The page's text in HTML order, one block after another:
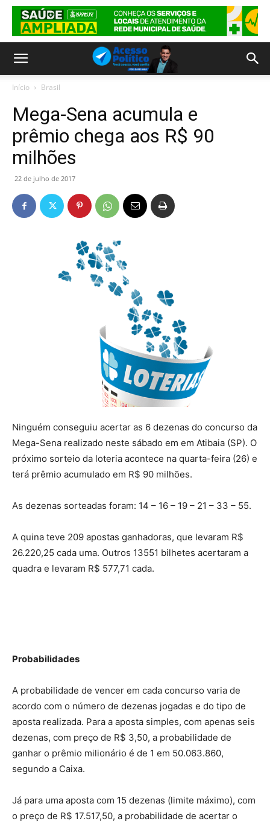
Início Brasil
Mega-Sena acumula e
prêmio chega aos R$ 90
milhões
22 de julho de 2017
Ninguém conseguiu acertar as 6 dezenas do concurso da
Mega-Sena realizado neste sábado em em Atibaia (SP). O
próximo sorteio da loteria acontece na quarta-feira (26) e
terá prêmio acumulado em R$ 90 milhões.
As dezenas sorteadas foram: 14 – 16 – 19 – 21 – 33 – 55.
A quina teve 209 apostas ganhadoras, que levaram R$
26.220,25 cada uma. Outros 13551 bilhetes acertaram a
quadra e levaram R$ 577,71 cada.
Probabilidades
A probabilidade de vencer em cada concurso varia de
acordo com o número de dezenas jogadas e do tipo de
aposta realizada. Para a aposta simples, com apenas seis
dezenas, com preço de R$ 3,50, a probabilidade de
ganhar o prêmio milionário é de 1 em 50.063.860,
segundo a Caixa.
Já para uma aposta com 15 dezenas (limite máximo), com
o preço de R$ 17.517,50, a probabilidade de acertar o